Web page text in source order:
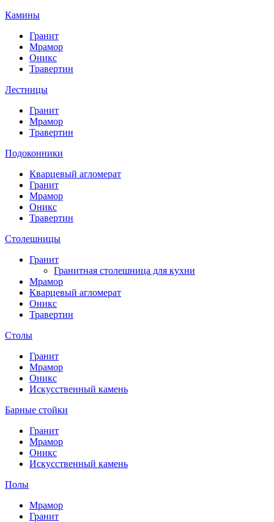
Камины
Гранит
Мрамор
Оникс
Травертин
Лестницы
Гранит
Мрамор
Травертин
Подоконники
Кварцевый агломерат
Гранит
Мрамор
Оникс
Травертин
Столешницы
Гранит
Гранитная столешница для кухни
Мрамор
Кварцевый агломерат
Оникс
Травертин
Столы
Гранит
Мрамор
Оникс
Искусственный камень
Барные стойки
Гранит
Мрамор
Оникс
Искусственный камень
Полы
Мрамор
Гранит